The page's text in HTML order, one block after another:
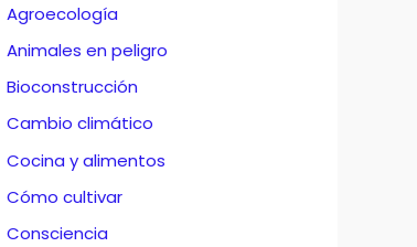
Agroecología
Animales en peligro
Bioconstrucción
Cambio climático
Cocina y alimentos
Cómo cultivar
Consciencia